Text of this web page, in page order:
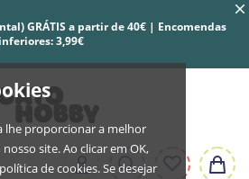
lhe proporcionar a melhor
site. Ao clicar em OK,
de cookies. Se desejar
GRÁTIS a partir de 40€ | Encomendas
inferiores: 3,99€